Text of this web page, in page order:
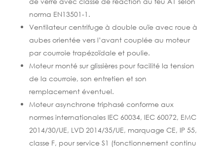
norma EN13501-1.
Ventilateur centrifuge à double ouïe avec roue à
aubes orientée vers l’avant couplée au moteur
par courroie trapézoïdale et poulie.
Moteur monté sur glissières pour facilité la tension
de la courroie, son entretien et son
remplacement éventuel.
Moteur asynchrone triphasé conforme aux
normes internationales IEC 60034, IEC 60072, EMC
2014/30/UE, LVD 2014/35/UE, marquage CE, IP 55,
classe F, pour service S1 (fonctionnement continu